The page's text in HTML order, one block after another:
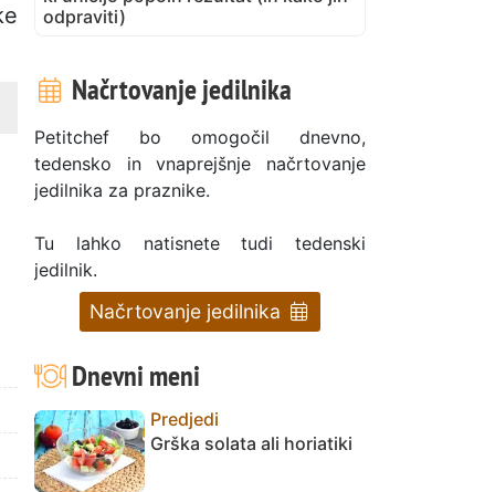
odpraviti)
Načrtovanje jedilnika
Petitchef bo omogočil dnevno,
tedensko in vnaprejšnje načrtovanje
jedilnika za praznike.
Tu lahko natisnete tudi tedenski
jedilnik.
Načrtovanje jedilnika
Dnevni meni
Predjedi
Grška solata ali horiatiki